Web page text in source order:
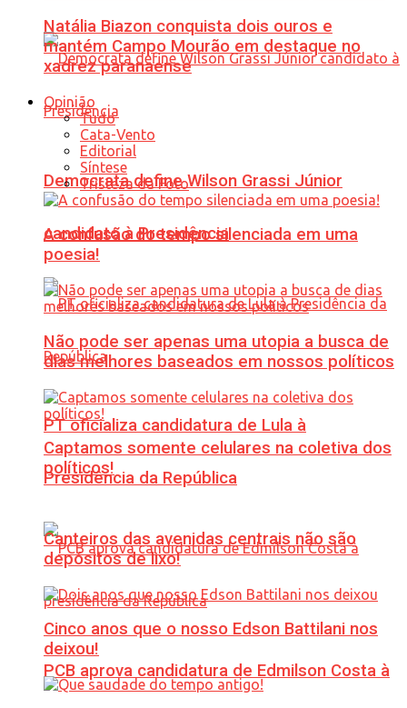
Democrata define Wilson Grassi Júnior
candidato à Presidência
PT oficializa candidatura de Lula à
Presidência da República
PCB aprova candidatura de Edmilson Costa à
Natália Biazon conquista dois ouros e
mantém Campo Mourão em destaque no
xadrez paranaense
Opinião
Tudo
Cata-Vento
Editorial
Síntese
Tristeza da Foto
A confusão do tempo silenciada em uma
poesia!
Não pode ser apenas uma utopia a busca de
dias melhores baseados em nossos políticos
Captamos somente celulares na coletiva dos
políticos!
Canteiros das avenidas centrais não são
depósitos de lixo!
Cinco anos que o nosso Edson Battilani nos
deixou!